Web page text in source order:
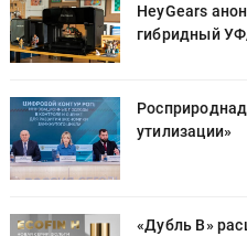
HeyGears
гибридный
утилизации»
«Дубль В»